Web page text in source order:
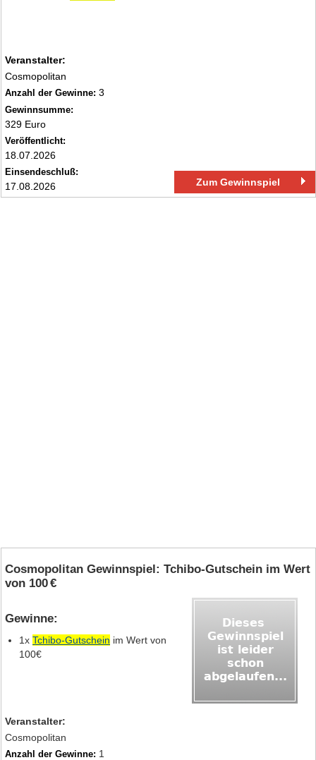
Veranstalter:
Cosmopolitan
Anzahl der Gewinne: 3
Gewinnsumme:
329 Euro
Veröffentlicht:
18.07.2026
Einsendeschluß:
17.08.2026 Zum Gewinnspiel
Cosmopolitan Gewinnspiel: Tchibo-Gutschein im Wert
von 100 €
Gewinne:
1x Tchibo-Gutschein im Wert von
100€
Veranstalter:
Cosmopolitan
Anzahl der Gewinne: 1